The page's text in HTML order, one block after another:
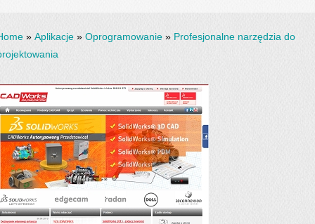
» Aplikacje » Oprogramowanie » Profesjonalne narzędzia do